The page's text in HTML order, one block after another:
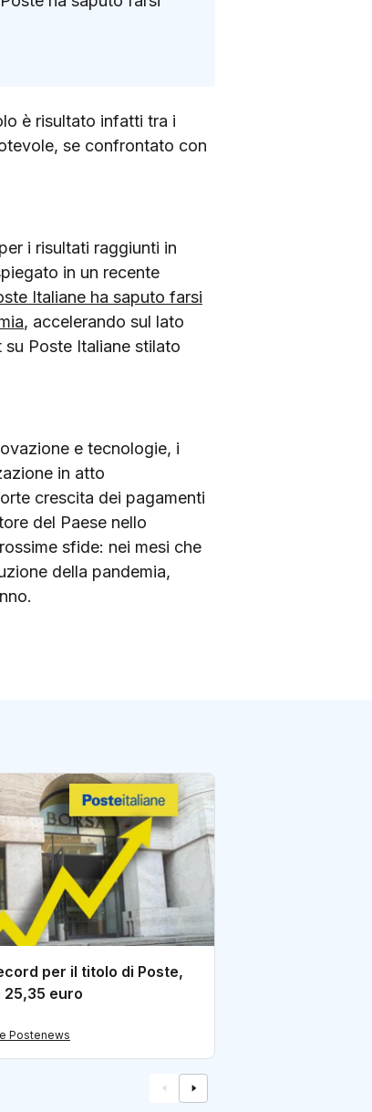
è risultato infatti tra i
se confrontato con
i risultati raggiunti in
in un recente
Italiane ha saputo farsi
, accelerando sul lato
Poste Italiane stilato
e tecnologie, i
in atto
crescita dei pagamenti
del Paese nello
sfide: nei mesi che
della pandemia,
per il titolo di Poste,
25,35 euro
Postenews